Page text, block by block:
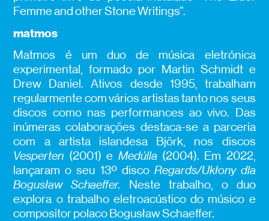
Femme and other Stone Writings”.
matmos
Matmos é um duo de música eletrónica
experimental, formado por Martin Schmidt e
Drew Daniel. Ativos desde 1995, trabalham
regularmente com vários artistas tanto nos seus
discos como nas performances ao vivo. Das
inúmeras colaborações destaca-se a parceria
com a artista islandesa Björk, nos discos
Vesperten (2001) e Medúlla(2004). Em 2022,
lançaram o seu 13º disco Regards/Ukłony dla
Bogusław Schaeffer. Neste trabalho, o duo
explora o trabalho eletroacústico do músico e
compositor polaco Bogusław Schaeffer.